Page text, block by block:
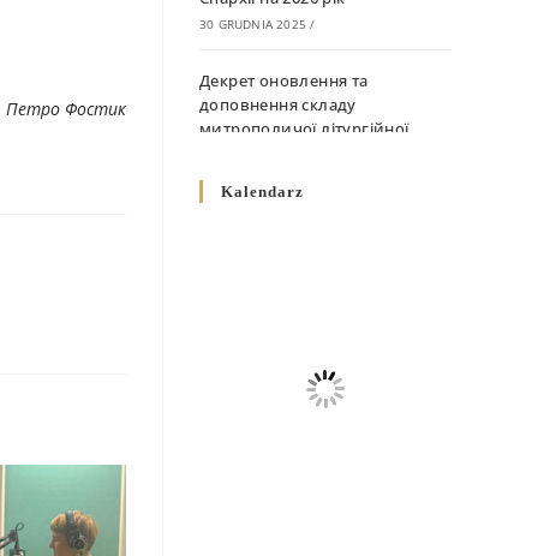
Петро Фостик
30 GRUDNIA 2025 /
Декрет оновлення та
доповнення складу
митрополичої літургійної
10 GRUDNIA 2025
Декрет про відзначення
Великодня і всіх рухомих
Kalendarz